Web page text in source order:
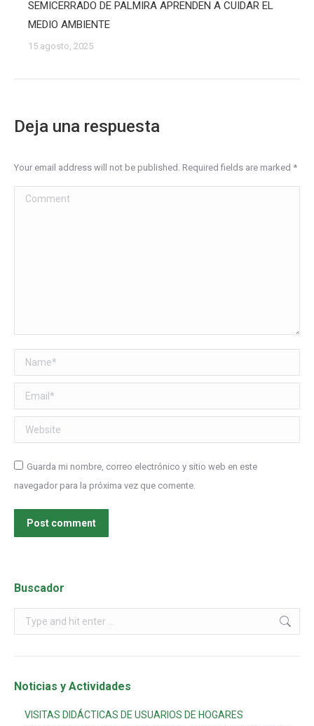
SEMICERRADO DE PALMIRA APRENDEN A CUIDAR EL
MEDIO AMBIENTE
15 agosto, 2025
Deja una respuesta
Your email address will not be published. Required fields are marked *
Comment
Name *
Email *
Website
Guarda mi nombre, correo electrónico y sitio web en este
navegador para la próxima vez que comente.
Post comment
Buscador
Noticias y Actividades
VISITAS DIDÁCTICAS DE USUARIOS DE HOGARES